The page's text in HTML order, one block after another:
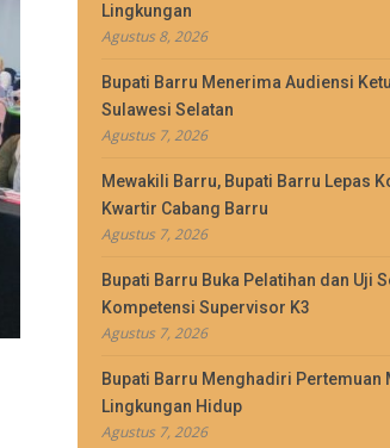
Lingkungan
Agustus 8, 2026
Bupati Barru Menerima Audiensi
Sulawesi Selatan
Agustus 7, 2026
Mewakili Barru, Bupati Barru Lepas
Kwartir Cabang Barru
Agustus 7, 2026
Bupati Barru Buka Pelatihan dan Uji
Kompetensi Supervisor K3
Agustus 7, 2026
Bupati Barru Menghadiri Pertemuan
Lingkungan Hidup
Agustus 7, 2026